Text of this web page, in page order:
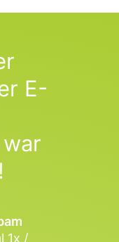
E-
1x /